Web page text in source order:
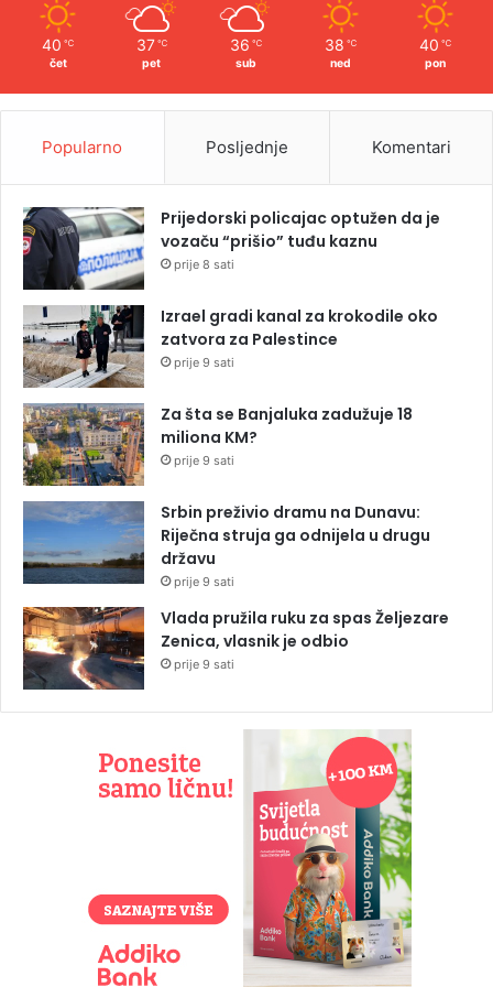
40 ℃
čet
37 ℃
pet
36 ℃
sub
38 ℃
ned
40 ℃
pon
Popularno Posljednje Komentari
Prijedorski policajac optužen da je
vozaču “prišio” tuđu kaznu
prije 8 sati
Izrael gradi kanal za krokodile oko
zatvora za Palestince
prije 9 sati
Za šta se Banjaluka zadužuje 18
miliona KM?
prije 9 sati
Srbin preživio dramu na Dunavu:
Riječna struja ga odnijela u drugu
državu
prije 9 sati
Vlada pružila ruku za spas Željezare
Zenica, vlasnik je odbio
prije 9 sati